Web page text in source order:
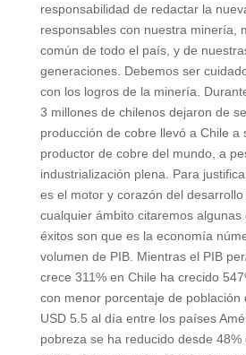
responsabilidad de redactar la
responsables con nuestra minería,
común de todo el país, y de
generaciones. Debemos ser
con los logros de la minería.
3 millones de chilenos dejaron de
producción de cobre llevó a Chile a
productor de cobre del mundo, a
industrialización plena. Para
es el motor y corazón del desarrollo
cualquier ámbito citaremos algunas
éxitos son que es la economía
volumen de PIB. Mientras el PIB
crece 311% en Chile ha crecido
con menor porcentaje de población
USD 5.5 al día entre los países
pobreza se ha reducido desde